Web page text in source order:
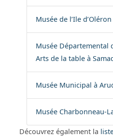
Musée de l’Ile
Musée Départemental
Arts de la table à
Musée Municipal à
Musée Charbonneau-
Découvrez également la